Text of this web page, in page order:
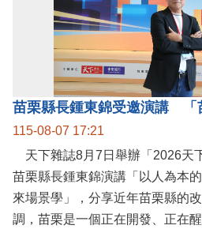
115-08-07 17:21
天下雜誌8月7日舉辦「2026天
苗栗縣長鍾東錦演講「以人為本
來場景學」，分享近年苗栗縣的